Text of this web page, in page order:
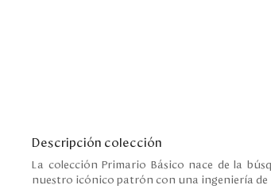
Descripción colección
La colección Primario Básico nace de la
nuestro icónico patrón con una ingeniería de